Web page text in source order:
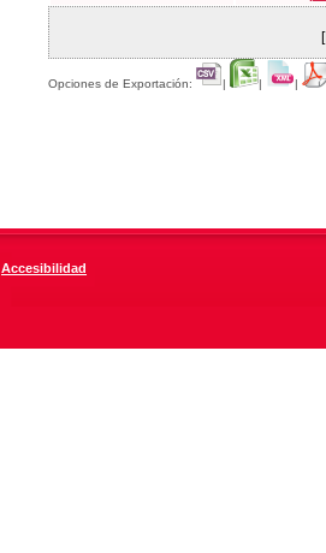
Opciones de Exportación: | | |
Accesibilidad